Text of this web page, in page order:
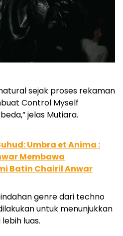
sejak proses rekaman
Control Myself
jelas Mutiara.
Umbra et Anima :
Membawa
Batin Chairil Anwar
genre dari techno
untuk menunjukkan
luas.